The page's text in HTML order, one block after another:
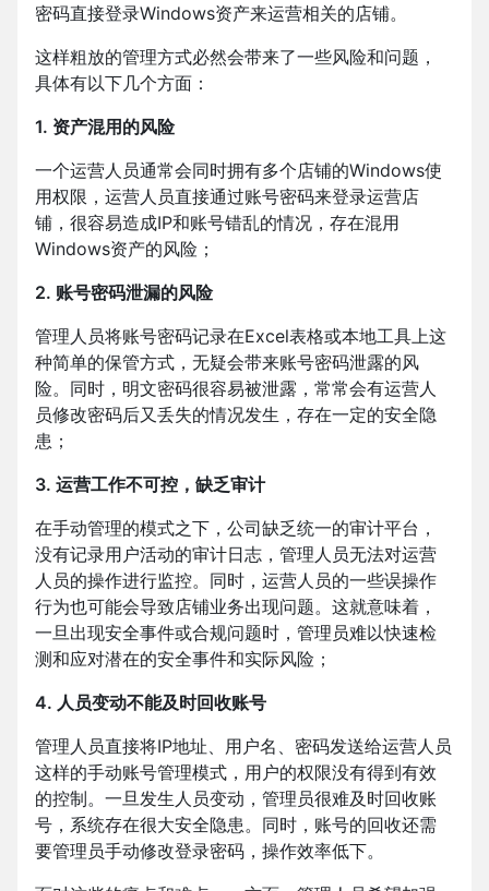
密码直接登录Windows资产来运营相关的店铺。
这样粗放的管理方式必然会带来了一些风险和问题，
具体有以下几个方面：
1. 资产混用的风险
一个运营人员通常会同时拥有多个店铺的Windows使
用权限，运营人员直接通过账号密码来登录运营店
铺，很容易造成IP和账号错乱的情况，存在混用
Windows资产的风险；
2. 账号密码泄漏的风险
管理人员将账号密码记录在Excel表格或本地工具上这
种简单的保管方式，无疑会带来账号密码泄露的风
险。同时，明文密码很容易被泄露，常常会有运营人
员修改密码后又丢失的情况发生，存在一定的安全隐
患；
3. 运营工作不可控，缺乏审计
在手动管理的模式之下，公司缺乏统一的审计平台，
没有记录用户活动的审计日志，管理人员无法对运营
人员的操作进行监控。同时，运营人员的一些误操作
行为也可能会导致店铺业务出现问题。这就意味着，
一旦出现安全事件或合规问题时，管理员难以快速检
测和应对潜在的安全事件和实际风险；
4. 人员变动不能及时回收账号
管理人员直接将IP地址、用户名、密码发送给运营人员
这样的手动账号管理模式，用户的权限没有得到有效
的控制。一旦发生人员变动，管理员很难及时回收账
号，系统存在很大安全隐患。同时，账号的回收还需
要管理员手动修改登录密码，操作效率低下。